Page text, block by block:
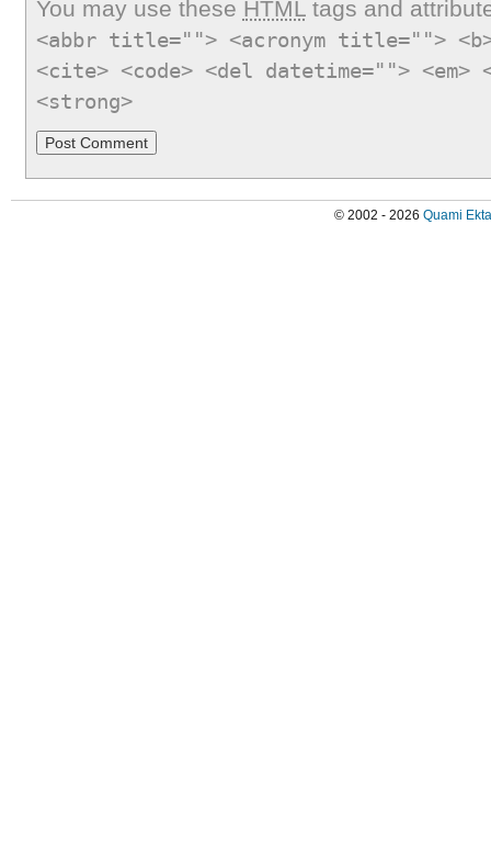
You may use these HTMLtags and
<abbr title=""> <acronym title="">
<cite> <code> <del datetime="">
<strong>
© 2002 - 2026 Quami